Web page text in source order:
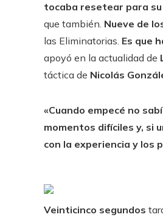
tocaba resetear para su
que también. Nueve de
las Eliminatorias. Es que
apoyó en la actualidad de
táctica de Nicolás
«Cuando empecé no
momentos difíciles y, si
con la experiencia y los
Veinticinco segundos